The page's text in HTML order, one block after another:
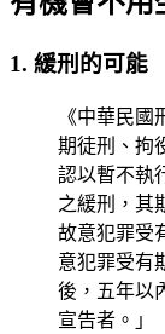
1. 緩刑的可能
《中華民
期徒刑、拘
認以暫不執
之緩刑，其
故意犯罪受
意犯罪受有
後，五年以
宣告者。」